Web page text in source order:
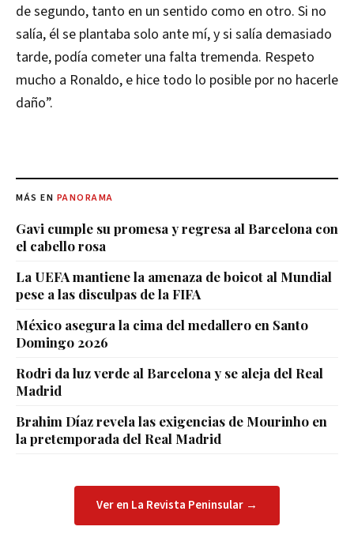
de segundo, tanto en un sentido como en otro. Si no
salía, él se plantaba solo ante mí, y si salía demasiado
tarde, podía cometer una falta tremenda. Respeto
mucho a Ronaldo, e hice todo lo posible por no hacerle
daño”.
MÁS EN PANORAMA
Gavi cumple su promesa y regresa al Barcelona con
el cabello rosa
La UEFA mantiene la amenaza de boicot al Mundial
pese a las disculpas de la FIFA
México asegura la cima del medallero en Santo
Domingo 2026
Rodri da luz verde al Barcelona y se aleja del Real
Madrid
Brahim Díaz revela las exigencias de Mourinho en
la pretemporada del Real Madrid
Ver en La Revista Peninsular →